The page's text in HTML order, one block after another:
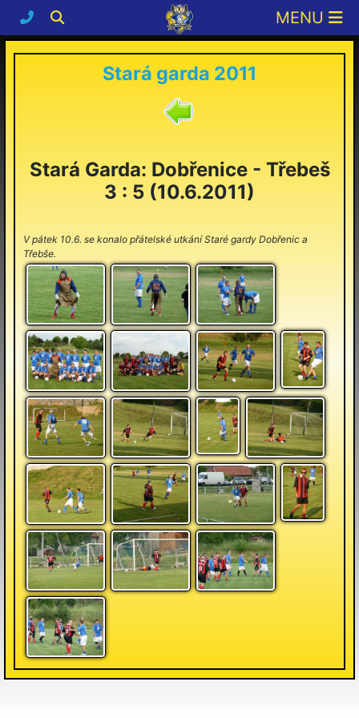
Stará garda 2011
Stará Garda: Dobřenice - Třebeš
3 : 5 (10.6.2011)
V pátek 10.6. se konalo přátelské utkání Staré gardy Dobřenic a
Třebše.